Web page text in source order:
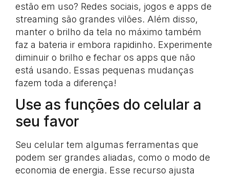
estão em uso? Redes sociais, jogos e apps de
streaming são grandes vilões. Além disso,
manter o brilho da tela no máximo também
faz a bateria ir embora rapidinho. Experimente
diminuir o brilho e fechar os apps que não
está usando. Essas pequenas mudanças
fazem toda a diferença!
Use as funções do celular a
seu favor
Seu celular tem algumas ferramentas que
podem ser grandes aliadas, como o modo de
economia de energia. Esse recurso ajusta